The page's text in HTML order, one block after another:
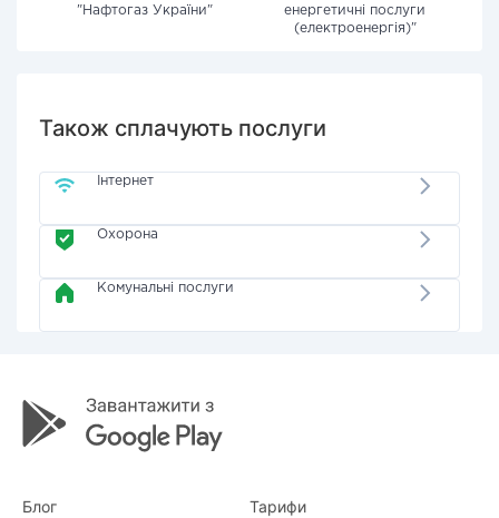
"Нафтогаз України"
енергетичні послуги
(електроенергія)"
Також сплачують послуги
Інтернет
Охорона
Комунальні послуги
Блог Тарифи